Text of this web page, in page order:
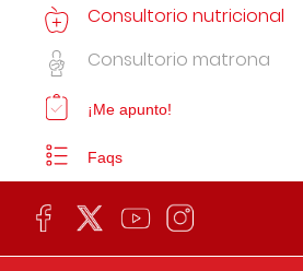
Consultorio nutricional
Consultorio matrona
¡Me apunto!
Faqs